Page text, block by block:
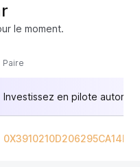
le moment.
Paire
Investissez en pilote